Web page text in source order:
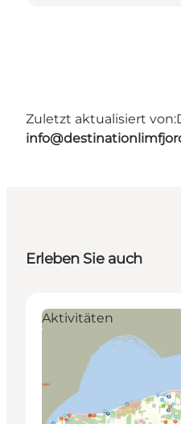
Zuletzt aktualisiert von:
Erleben Sie auch
Aktivitäten